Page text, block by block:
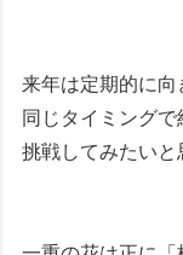
来年は定期的に向
同じタイミング
挑戦してみたいと